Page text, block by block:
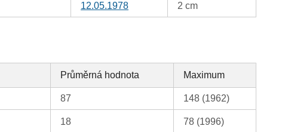
12.05.1978 2 cm
Průměrná hodnota Maximum
87 148 (1962)
18 78 (1996)